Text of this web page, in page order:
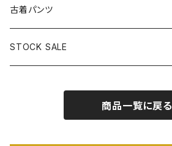
古着オールインワン
古着オーバーオール
古着半袖プルオーバー
古着長袖Ｔシャツ
古着半袖Ｔシャツ
古着ベスト
古着キャミソール
古着ポロシャツ
古着半袖ニット
古着ニットアウター
古着ライトコート
古着ヘビージャケット
古着ロング丈スカート (丈76cm-)
古着膝丈スカート (丈56-75cm)
古着ミニ丈スカート (丈56-75cm)
古着パンツ
古着ロング丈パンツ
STOCK SALE
Autumn / Winter
商品一覧に戻る